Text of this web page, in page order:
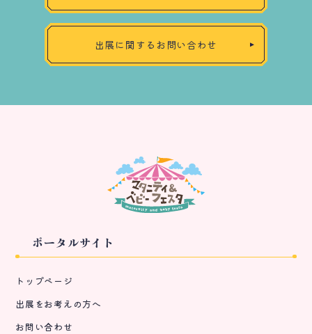
出展に関するお問い合わせ
ポータルサイト
トップページ
出展をお考えの方へ
お問い合わせ